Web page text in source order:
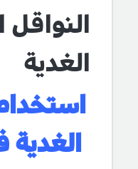
الغدية